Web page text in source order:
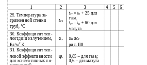
1 2 3 4 5
6
29. Температура за-
tст =tн +25 для
газа,
грязненной стенки tст tст =tн +60 для
труб, °С мазута
30. Коэффициент теп-
αнacг
лоотдачи излучением, αл
Вт/м2 К
рис. П8
31. Коэффициент теп-
ловой эффективности ψк 0,85 – для газа;
для конвективных по- 0,6 – для мазута